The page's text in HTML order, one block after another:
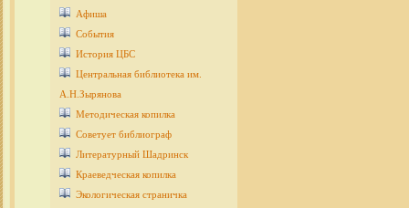
Афиша
События
История ЦБС
Центральная библиотека им.
А.Н.Зырянова
Методическая копилка
Советует библиограф
Литературный Шадринск
Краеведческая копилка
Экологическая страничка